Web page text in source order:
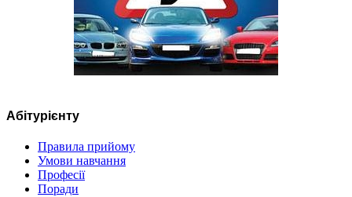
Абітурієнту
Правила прийому
Умови навчання
Професії
Поради